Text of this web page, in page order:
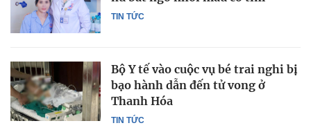
TIN TỨC
TIN TỨC
Bộ Y tế vào cuộc vụ bé trai nghi bị
bạo hành dẫn đến tử vong ở
Thanh Hóa